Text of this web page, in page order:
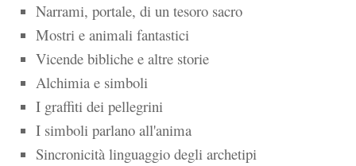
Narrami, portale, di un tesoro sacro
Mostri e animali fantastici
Vicende bibliche e altre storie
Alchimia e simboli
I graffiti dei pellegrini
I simboli parlano all'anima
Sincronicità linguaggio degli archetipi